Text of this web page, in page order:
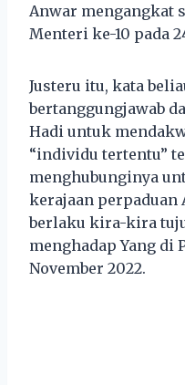
Anwar mengangkat
Menteri ke-10 pada
Justeru itu, kata
bertanggungjawab
Hadi untuk
“individu tertentu”
menghubunginya
kerajaan perpaduan
berlaku kira-kira
menghadap Yang di
November 2022.